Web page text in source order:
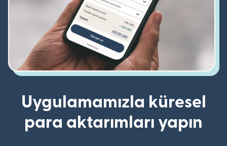
Uygulamamızla küresel
para aktarımları yapın